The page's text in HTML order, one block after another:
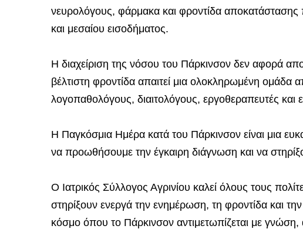
νευρολόγους, φάρμακα και φροντίδα αποκατάστασης
και μεσαίου εισοδήματος.
Η διαχείριση της νόσου του Πάρκινσον δεν αφορά
βέλτιστη φροντίδα απαιτεί μια ολοκληρωμένη
λογοπαθολόγους, διαιτολόγους, εργοθεραπευτές και
Η Παγκόσμια Ημέρα κατά του Πάρκινσον είναι μια
να προωθήσουμε την έγκαιρη διάγνωση και να
Ο Ιατρικός Σύλλογος Αγρινίου καλεί όλους τους
στηρίξουν ενεργά την ενημέρωση, τη φροντίδα και
κόσμο όπου το Πάρκινσον αντιμετωπίζεται με γνώση,